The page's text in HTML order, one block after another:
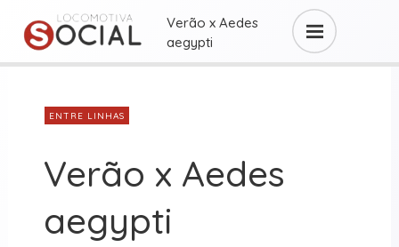
Verão x Aedes
aegypti
ENTRE LINHAS
Verão x Aedes
aegypti